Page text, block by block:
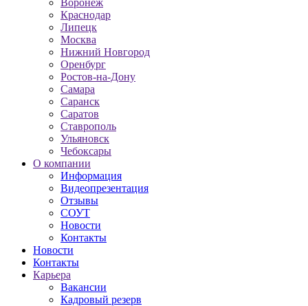
Воронеж
Краснодар
Липецк
Москва
Нижний Новгород
Оренбург
Ростов-на-Дону
Самара
Саранск
Саратов
Ставрополь
Ульяновск
Чебоксары
О компании
Информация
Видеопрезентация
Отзывы
СОУТ
Новости
Контакты
Новости
Контакты
Карьера
Вакансии
Кадровый резерв